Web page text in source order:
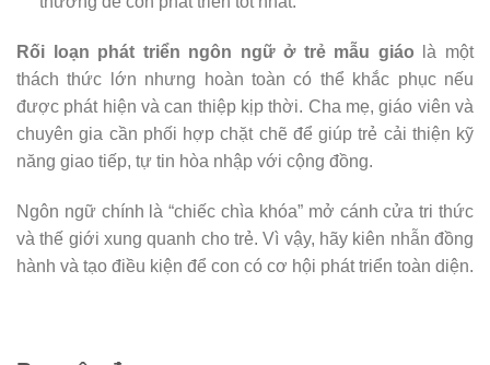
Rối loạn phát triển ngôn ngữ ở trẻ mẫu giáo là một
thách thức lớn nhưng hoàn toàn có thể khắc phục nếu
được phát hiện và can thiệp kịp thời. Cha mẹ, giáo viên và
chuyên gia cần phối hợp chặt chẽ để giúp trẻ cải thiện kỹ
năng giao tiếp, tự tin hòa nhập với cộng đồng.
Ngôn ngữ chính là “chiếc chìa khóa” mở cánh cửa tri thức
và thế giới xung quanh cho trẻ. Vì vậy, hãy kiên nhẫn đồng
hành và tạo điều kiện để con có cơ hội phát triển toàn diện.